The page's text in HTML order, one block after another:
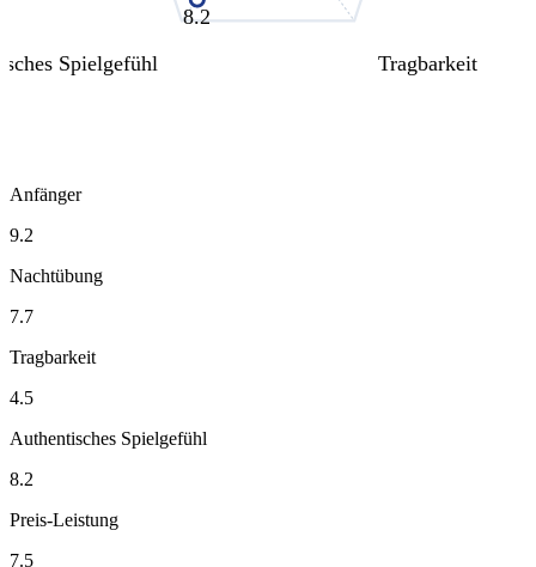
8.2
Tragbarkeit
Spielgefühl
Anfänger
9.2
Nachtübung
7.7
Tragbarkeit
4.5
Authentisches Spielgefühl
8.2
Preis-Leistung
7.5